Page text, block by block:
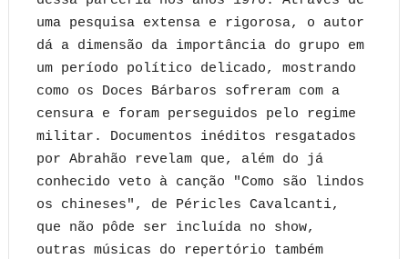
uma pesquisa extensa e rigorosa, o autor
dá a dimensão da importância do grupo em
um período político delicado, mostrando
como os Doces Bárbaros sofreram com a
censura e foram perseguidos pelo regime
militar. Documentos inéditos resgatados
por Abrahão revelam que, além do já
conhecido veto à canção "Como são lindos
os chineses", de Péricles Cavalcanti,
que não pôde ser incluída no show,
outras músicas do repertório também